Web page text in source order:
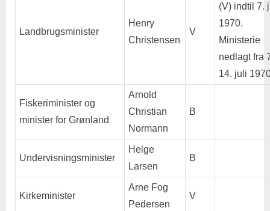
Landbrugsminister
Henry
Christensen
V
(V) indtil 7.
1970.
Ministerie
nedlagt fra
14. juli
Fiskeriminister og
minister for Grønland
Arnold
Christian
Normann
B
Undervisningsminister
Helge
Larsen
B
Kirkeminister
Arne Fog
Pedersen
V